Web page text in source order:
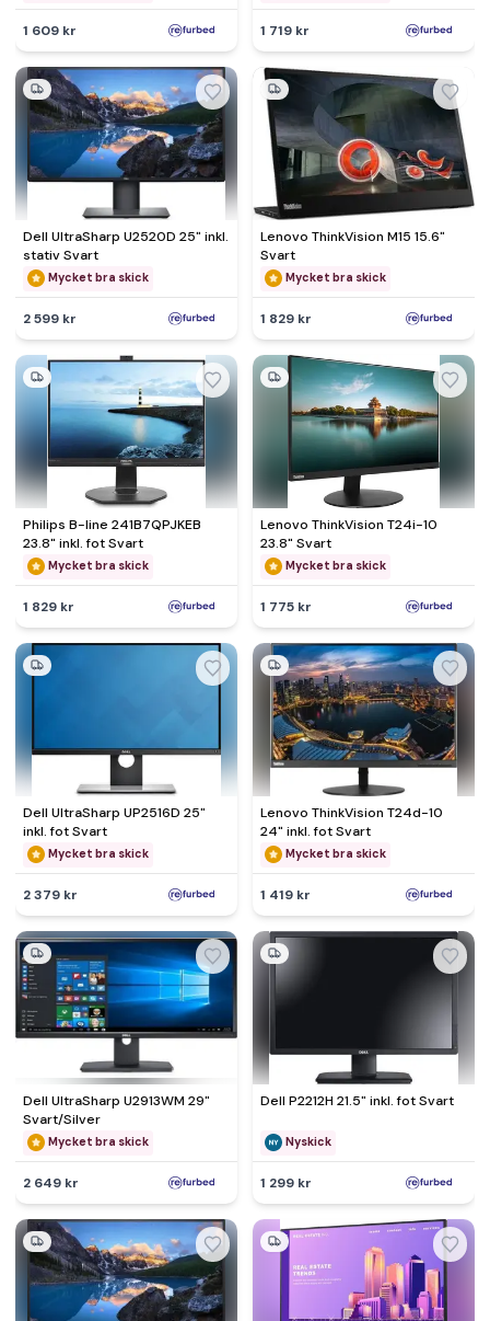
1 609 kr 1 719 kr
Dell UltraSharp U2520D 25" inkl.
stativ Svart
Mycket bra skick
2 599 kr
Lenovo ThinkVision M15 15.6"
Svart
Mycket bra skick
1 829 kr
Philips B-line 241B7QPJKEB
23.8" inkl. fot Svart
Mycket bra skick
1 829 kr
Lenovo ThinkVision T24i-10
23.8" Svart
Mycket bra skick
1 775 kr
Dell UltraSharp UP2516D 25"
inkl. fot Svart
Mycket bra skick
2 379 kr
Lenovo ThinkVision T24d-10
24" inkl. fot Svart
Mycket bra skick
1 419 kr
Dell UltraSharp U2913WM 29"
Svart/Silver
Mycket bra skick
2 649 kr
Dell P2212H 21.5" inkl. fot Svart
Nyskick
1 299 kr